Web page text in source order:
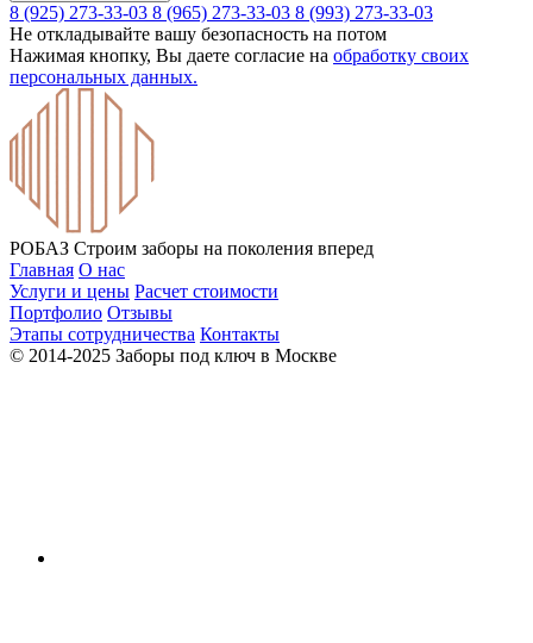
8 (925) 273-33-03 8 (965) 273-33-03 8 (993) 273-33-03
Не откладывайте вашу безопасность на потом
Нажимая кнопку, Вы даете согласие на обработку своих
персональных данных.
РОБАЗ Строим заборы на поколения вперед
Главная О нас
Услуги и цены Расчет стоимости
Портфолио Отзывы
Этапы сотрудничества Контакты
© 2014-2025 Заборы под ключ в Москве